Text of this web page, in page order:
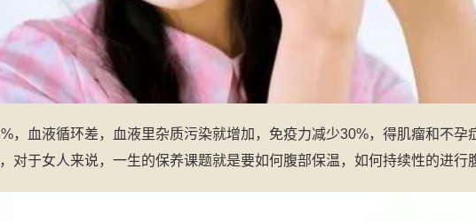
，血液循环差，血液里杂质污染就增加，免疫力减少30%，得肌瘤和不孕
对于女人来说，一生的保养课题就是要如何腹部保温，如何持续性的进行腹